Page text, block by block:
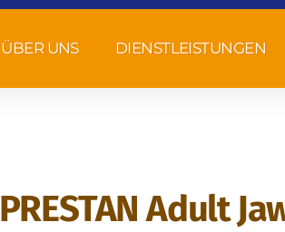
ÜBER UNS DIENSTLEISTUNGEN
PRESTAN Adult